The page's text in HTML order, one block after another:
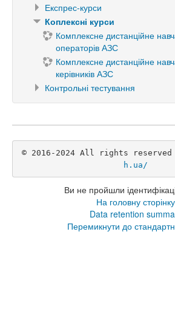
Експрес-курси
Коплексні курси
Комплексне дистанційне
операторів АЗС
Комплексне дистанційне
керівників АЗС
Контрольні тестування
© 2016-2024 All rights reserved
h.ua/
Ви не пройшли
На головну сторінку
Data retention
Перемикнути до